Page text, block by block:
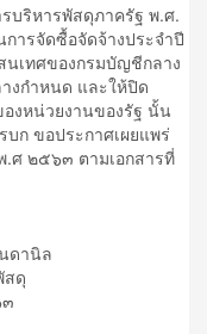
บริหารพัสดุภาครัฐ พ.ศ.
ารจัดซื้อจัดจ้างประจำปี
นเทศของกรมบัญชีกลาง
งกำหนด และให้ปิด
งหน่วยงานของรัฐ นั้น
ขอประกาศเผยแพร่
.ศ ๒๕๖๓ ตามเอกสารที่
ดานิล
สดุ